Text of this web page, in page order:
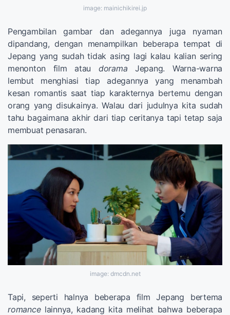
image: mainichikirei.jp
Pengambilan gambar dan adegannya juga nyaman
dipandang, dengan menampilkan beberapa tempat di
Jepang yang sudah tidak asing lagi kalau kalian sering
menonton film atau dorama Jepang. Warna-warna
lembut menghiasi tiap adegannya yang menambah
kesan romantis saat tiap karakternya bertemu dengan
orang yang disukainya. Walau dari judulnya kita sudah
tahu bagaimana akhir dari tiap ceritanya tapi tetap saja
membuat penasaran.
image: dmcdn.net
Tapi, seperti halnya beberapa film Jepang bertema
romancelainnya, kadang kita melihat bahwa beberapa